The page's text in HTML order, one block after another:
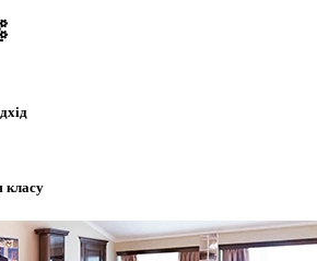
класу